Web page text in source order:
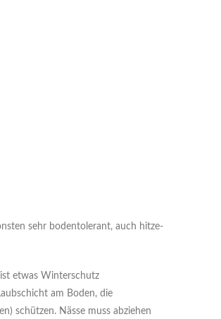
sehr bodentolerant, auch hitze-
etwas Winterschutz
am Boden, die
schützen. Nässe muss abziehen